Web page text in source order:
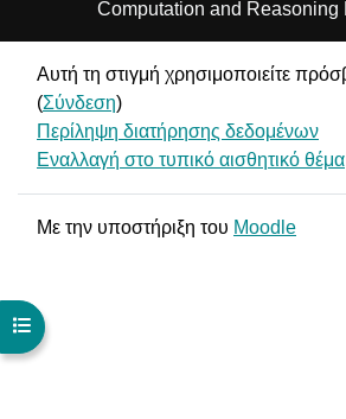
Άνοιγμα ευρετηρίου μαθήματος
Computation and Reasoning
Αυτή τη στιγμή χρησιμοποιείτε
(Σύνδεση)
Περίληψη διατήρησης δεδομένων
Εναλλαγή στο τυπικό αισθητικό θέμα
Με την υποστήριξη του Moodle